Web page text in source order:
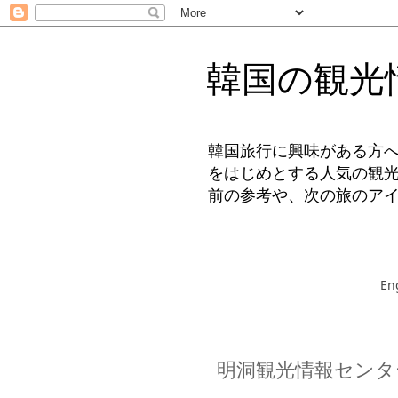
韓国の観光
韓国旅行に興味がある方
をはじめとする人気の観
前の参考や、次の旅のア
明洞観光情報セン